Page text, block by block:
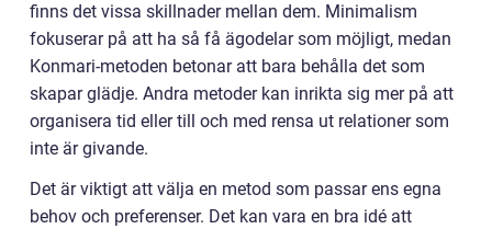
finns det vissa skillnader mellan dem. Minimalism
fokuserar på att ha så få ägodelar som möjligt, medan
Konmari-metoden betonar att bara behålla det som
skapar glädje. Andra metoder kan inrikta sig mer på att
organisera tid eller till och med rensa ut relationer som
inte är givande.
Det är viktigt att välja en metod som passar ens egna
behov och preferenser. Det kan vara en bra idé att